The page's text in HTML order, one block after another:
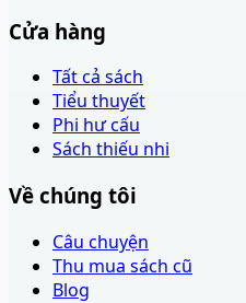
Cửa hàng
Tất cả sách
Tiểu thuyết
Phi hư cấu
Sách thiếu nhi
Về chúng tôi
Câu chuyện
Thu mua sách cũ
Blog